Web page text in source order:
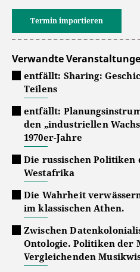
Termin importieren
Verwandte
entfällt: Sharing:
Teilens
entfällt:
den „industriellen
1970er-Jahre
Die russischen
Westafrika
Die Wahrheit
im klassischen Athen.
Zwischen
Ontologie. Politiken der
Vergleichenden